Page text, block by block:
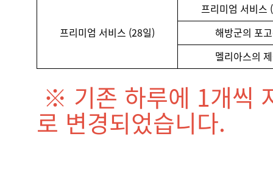
프리미엄 서비스 (28일)
프리미엄 서비스
해방군의 포
멜리아스의
※ 기존 하루에 1개씩
로 변경되었습니다.